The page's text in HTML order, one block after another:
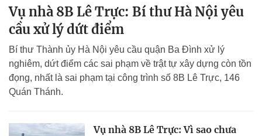
Vụ nhà 8B Lê Trực: Bí thư Hà Nội yêu
cầu xử lý dứt điểm
Bí thư Thành ủy Hà Nội yêu cầu quận Ba Đình xử lý
nghiêm, dứt điểm các sai phạm về trật tự xây dựng còn tồn
đọng, nhất là sai phạm tại công trình số 8B Lê Trực, 146
Quán Thánh.
Vụ nhà 8B Lê Trực: Vì sao chưa